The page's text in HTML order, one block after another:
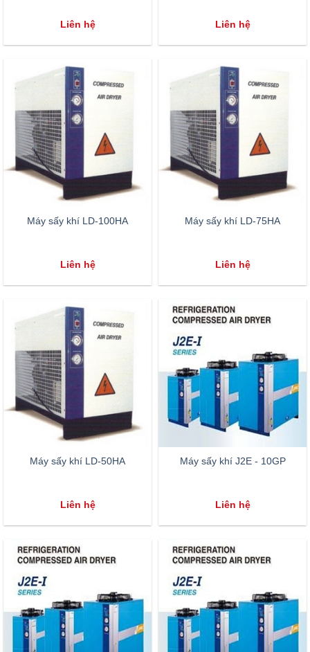
Liên hệ Liên hệ
Máy sấy khí LD-100HA
Liên hệ
Máy sấy khí LD-75HA
Liên hệ
Máy sấy khí LD-50HA
Liên hệ
Máy sấy khí J2E - 10GP
Liên hệ